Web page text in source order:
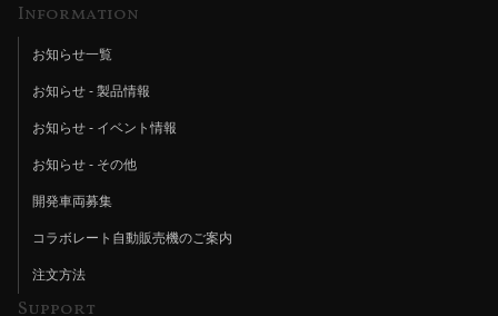
Information
お知らせ一覧
お知らせ - 製品情報
お知らせ - イベント情報
お知らせ - その他
開発車両募集
コラボレート自動販売機のご案内
注文方法
Support